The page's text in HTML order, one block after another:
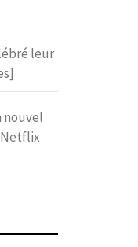
leur
nouvel